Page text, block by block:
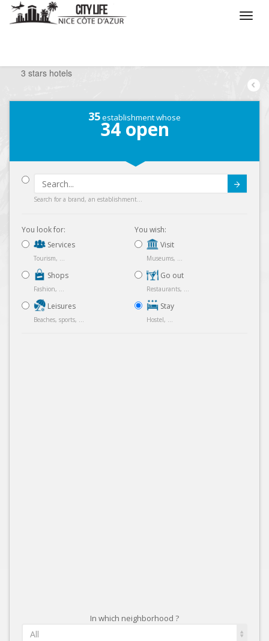
3 stars hotels
35establishment whose
34open
Search for a brand, an establishment...
You look for:
Services
Tourism, ...
Shops
Fashion, ...
Leisures
Beaches, sports, ...
You wish:
Visit
Museums, ...
Go out
Restaurants, ...
Stay
Hostel, ...
In which neighborhood ?
All